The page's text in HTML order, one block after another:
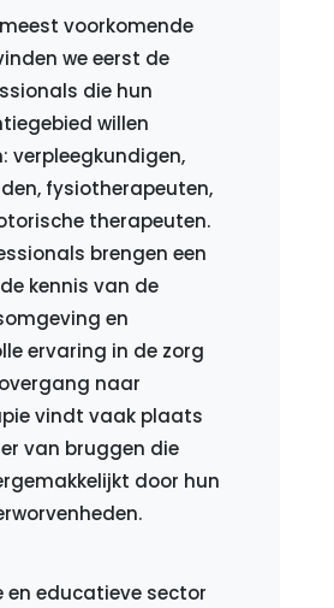
voorkomende
we eerst de
die hun
willen
verpleegkundigen,
fysiotherapeuten,
therapeuten.
brengen een
kennis van de
en
ervaring in de zorg
naar
vindt vaak plaats
van bruggen die
door hun
en educatieve sector